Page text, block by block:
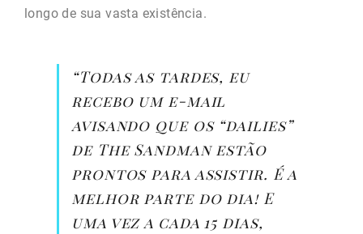
longo de sua vasta existência.
“Todas as tardes, eu
recebo um e-mail
avisando que os “dailies”
de The Sandman estão
prontos para assistir. É a
melhor parte do dia! E
uma vez a cada 15 dias,